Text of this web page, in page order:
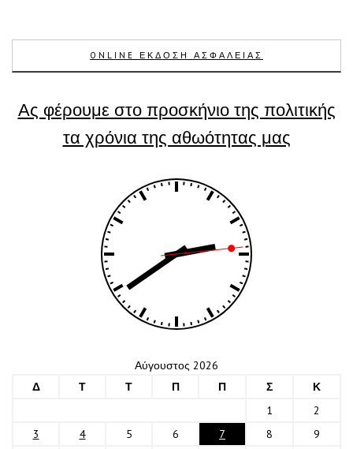
ONLINE ΕΚΔΟΣΗ ΑΣΦΑΛΕΙΑΣ
Ας φέρουμε στο προσκήνιο της πολιτικής
τα χρόνια της αθωότητας μας
Αύγουστος 2026
Δ
Τ Τ Π Π Σ
Κ
1
2
3
4 5 6 7 8
9